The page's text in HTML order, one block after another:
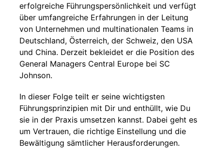
erfolgreiche Führungspersönlichkeit und verfügt
über umfangreiche Erfahrungen in der Leitung
von Unternehmen und multinationalen Teams in
Deutschland, Österreich, der Schweiz, den USA
und China. Derzeit bekleidet er die Position des
General Managers Central Europe bei SC
Johnson.
In dieser Folge teilt er seine wichtigsten
Führungsprinzipien mit Dir und enthüllt, wie Du
sie in der Praxis umsetzen kannst. Dabei geht es
um Vertrauen, die richtige Einstellung und die
Bewältigung sämtlicher Herausforderungen.